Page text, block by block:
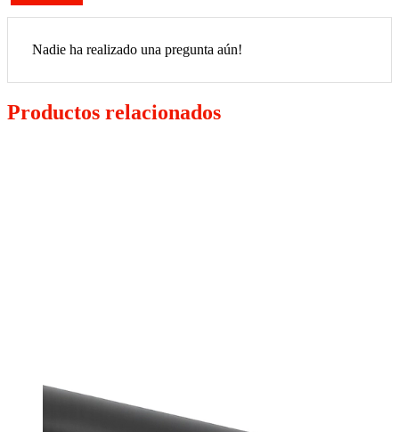
Nadie ha realizado una pregunta aún!
Productos relacionados